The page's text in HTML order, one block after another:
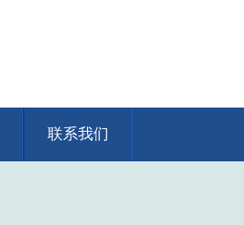
联系我们